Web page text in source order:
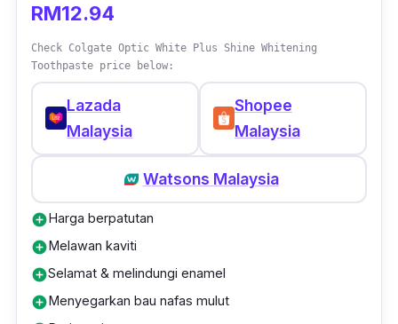
RM12.94
Check Colgate Optic White Plus Shine Whitening
Toothpaste price below:
Lazada
Malaysia
Shopee
Malaysia
Watsons Malaysia
add_circleHarga berpatutan
add_circleMelawan kaviti
add_circleSelamat & melindungi enamel
add_circleMenyegarkan bau nafas mulut